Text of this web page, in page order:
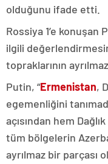
olduğunu ifade etti.
Rossiya 1’e konuşan
ilgili
topraklarının
Putin, “Ermenistan,
egemenliğini
açısından hem
tüm bölgelerin
ayrılmaz bir parçası